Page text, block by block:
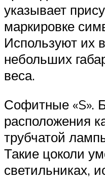
указывает
маркировке
Используют их
небольших
веса.
Софитные «S».
расположения
трубчатой
Такие цоколи
светильниках,